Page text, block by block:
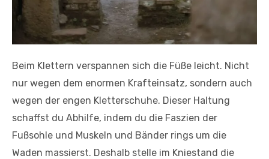
Beim Klettern verspannen sich die Füße leicht. Nicht
nur wegen dem enormen Krafteinsatz, sondern auch
wegen der engen Kletterschuhe. Dieser Haltung
schaffst du Abhilfe, indem du die Faszien der
Fußsohle und Muskeln und Bänder rings um die
Waden massierst. Deshalb stelle im Kniestand die